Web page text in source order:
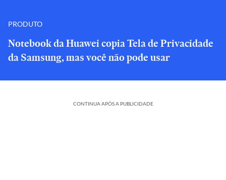
PRODUTO
Notebook da Huawei copia Tela de Privacidade
da Samsung, mas você não pode usar
CONTINUA APÓS A PUBLICIDADE